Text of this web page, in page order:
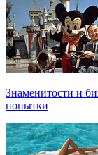
Знаменитости и
попытки